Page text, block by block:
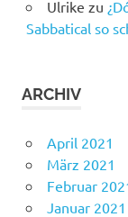
Ulrike zu
Sabbatical so
ARCHIV
April 2021
März 2021
Februar
Januar 2021